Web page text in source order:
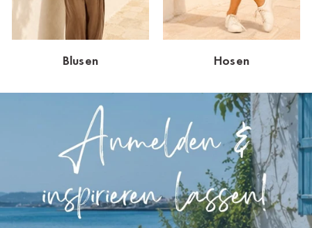
HH-Wandsbek
Hannover
Innsbruck
Kiel-CittiPark
Leipzig
Lindau
Blusen Hosen